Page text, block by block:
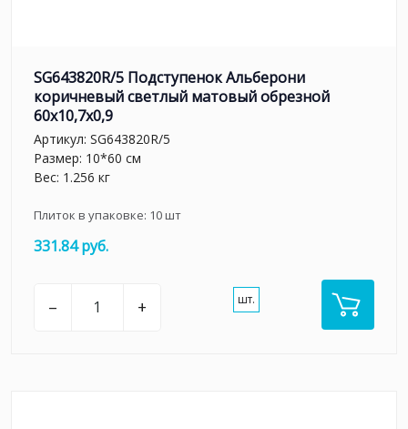
SG643820R/5 Подступенок Альберони
коричневый светлый матовый обрезной
60x10,7x0,9
Артикул: SG643820R/5
Размер: 10*60 см
Вес: 1.256 кг
Плиток в упаковке: 10шт
331.84 руб.
– + шт.